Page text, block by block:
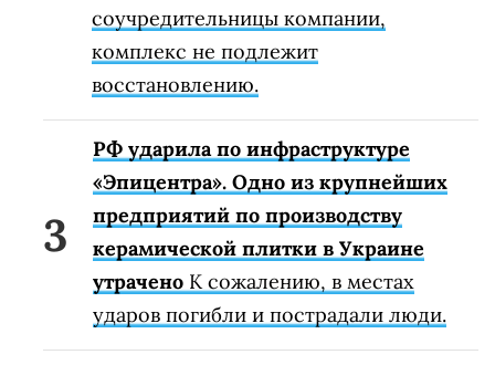
соучредительницы компании,
комплекс не подлежит
восстановлению.
РФ ударила по инфраструктуре
«Эпицентра». Одно из крупнейших
предприятий по производству
керамической плитки в Украине
утрачено К сожалению, в местах
ударов погибли и пострадали люди.